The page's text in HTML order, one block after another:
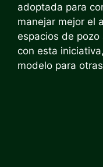
adoptada para
manejar mejor el
espacios de
con esta
modelo para